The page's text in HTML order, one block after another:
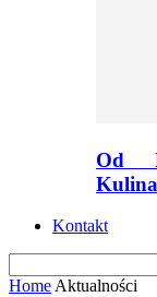
Od
Kontakt
Home Aktualności